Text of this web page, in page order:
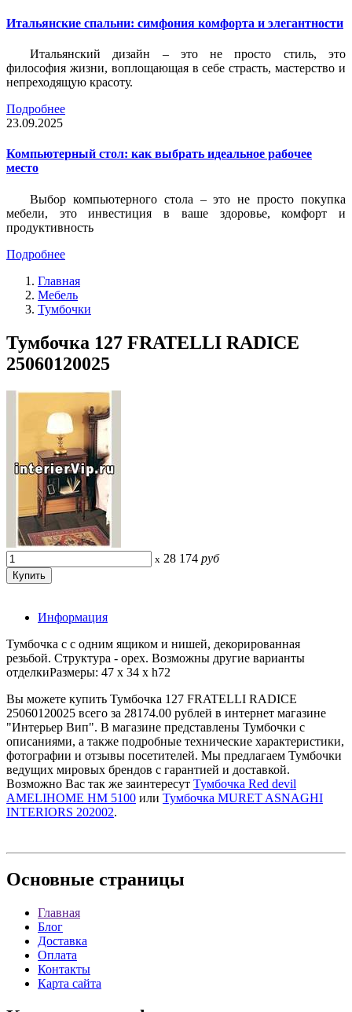
Итальянские спальни: симфония комфорта и элегантности
Итальянский дизайн – это не просто стиль, это
философия жизни, воплощающая в себе страсть, мастерство и
непреходящую красоту.
Подробнее
23.09.2025
Компьютерный стол: как выбрать идеальное рабочее
место
Выбор компьютерного стола – это не просто покупка
мебели, это инвестиция в ваше здоровье, комфорт и
продуктивность
Подробнее
Главная
Мебель
Тумбочки
Тумбочка 127 FRATELLI RADICE
25060120025
x 28 174 руб
Информация
Тумбочка с с одним ящиком и нишей, декорированная
резьбой. Структура - орех. Возможны другие варианты
отделкиРазмеры: 47 x 34 x h72
Вы можете купить Тумбочка 127 FRATELLI RADICE
25060120025 всего за 28174.00 рублей в интернет магазине
"Интерьер Вип". В магазине представлены Тумбочки с
описаниями, а также подробные технические характеристики,
фотографии и отзывы посетителей. Мы предлагаем Тумбочки
ведущих мировых брендов с гарантией и доставкой.
Возможно Вас так же заинтересут Тумбочка Red devil
AMELIHOME HM 5100 или Тумбочка MURET ASNAGHI
INTERIORS 202002.
Основные страницы
Главная
Блог
Доставка
Оплата
Контакты
Карта сайта